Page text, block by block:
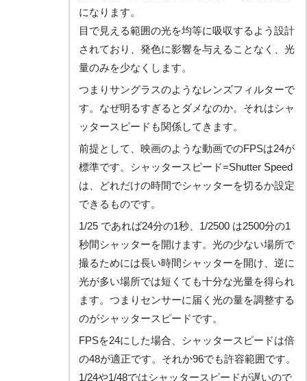
になります。
目で見える範囲の光を均等に吸収するよう設計
されており、発色に影響を与えることなく、光
量のみを少なくします。
つまりサングラスのようなレンズフィルターで
す。なぜ明るすぎるとダメなのか。それはシャ
ッタースピードも関係してきます。
前提として、映画のような動画でのFPSは24が
標準です。シャッタースピード=Shutter Speed
は、どれだけの時間でシャッターを切るか設定
できるものです。
1/25 であれば24分の1秒、1/2500 は2500分の1
秒間シャッターを開けます。光の少ない場所で
撮るためには長い時間シャッターを開け、逆に
光が多い場所では短くても十分な光量を得られ
ます。つまりセンサーに届く光の量を調整する
のがシャッタースピードです。
FPSを24にした場合、シャッタースピードは倍
の48が適正です。それか96でも許容範囲です。
1/24や1/48ではシャッタースピードが遅いので